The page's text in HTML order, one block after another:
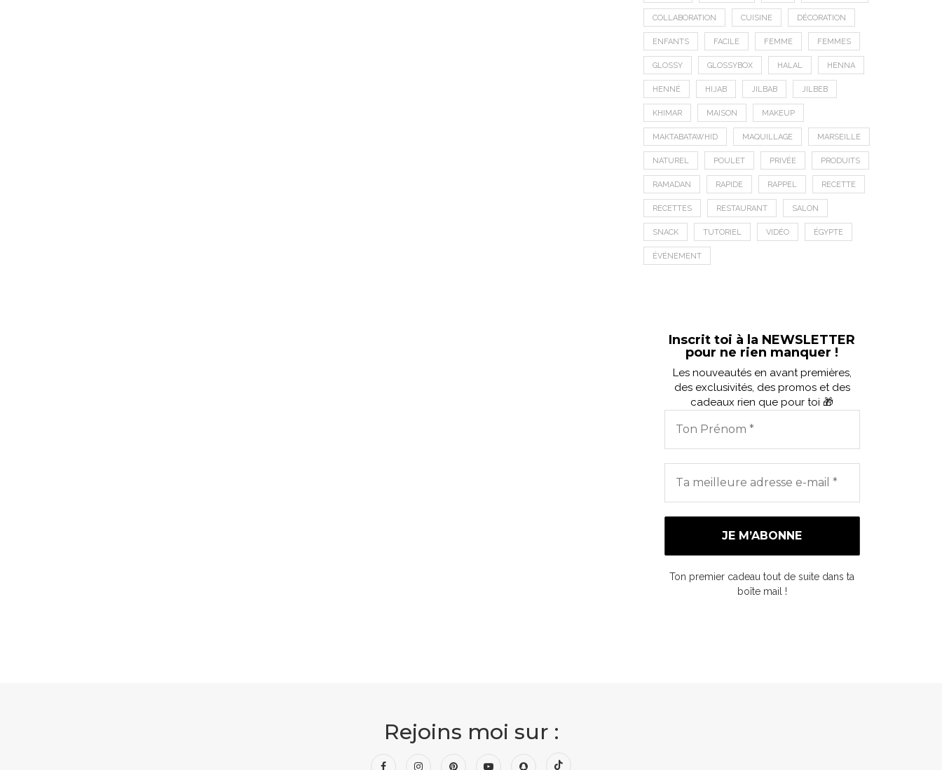
COLLABORATION CUISINE DÉCORATION
ENFANTS FACILE FEMME FEMMES
GLOSSY GLOSSYBOX HALAL HENNA
HENNÉ HIJAB JILBAB JILBEB
KHIMAR MAISON MAKEUP
MAKTABATAWHID MAQUILLAGE MARSEILLE
NATUREL POULET PRIVÉE PRODUITS
RAMADAN RAPIDE RAPPEL RECETTE
RECETTES RESTAURANT SALON
SNACK TUTORIEL VIDÉO ÉGYPTE
ÉVÉNEMENT
Inscrit toi à la NEWSLETTER
pour ne rien manquer !
Les nouveautés en avant premières,
des exclusivités, des promos et des
cadeaux rien que pour toi 🎁
Ton premier cadeau tout de suite dans ta
boîte mail !
Rejoins moi sur :